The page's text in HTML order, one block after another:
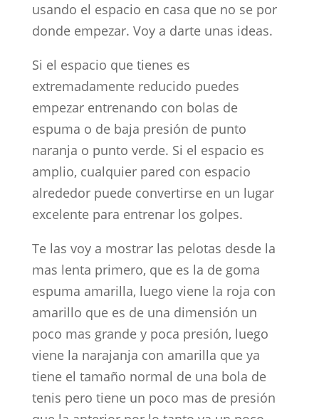
usando el espacio en casa que no se por
donde empezar. Voy a darte unas ideas.
Si el espacio que tienes es
extremadamente reducido puedes
empezar entrenando con bolas de
espuma o de baja presión de punto
naranja o punto verde. Si el espacio es
amplio, cualquier pared con espacio
alrededor puede convertirse en un lugar
excelente para entrenar los golpes.
Te las voy a mostrar las pelotas desde la
mas lenta primero, que es la de goma
espuma amarilla, luego viene la roja con
amarillo que es de una dimensión un
poco mas grande y poca presión, luego
viene la narajanja con amarilla que ya
tiene el tamaño normal de una bola de
tenis pero tiene un poco mas de presión